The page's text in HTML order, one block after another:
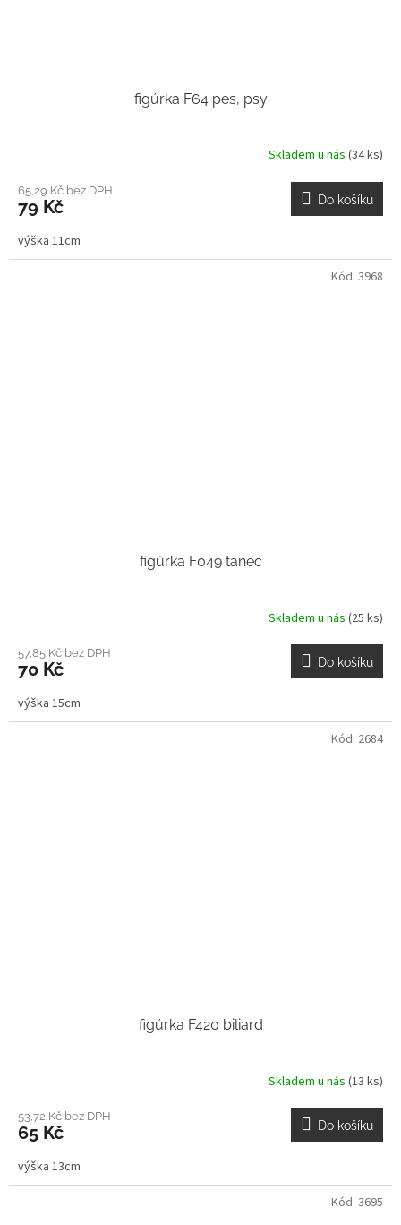
figúrka F64 pes, psy
Skladem u nás (34 ks)
65,29 Kč bez DPH
79 Kč Do košíku
výška 11cm
figúrka F049 tanec
Skladem u nás (25 ks)
57,85 Kč bez DPH
70 Kč Do košíku
výška 15cm
Kód: 3968
figúrka F420 biliard
Skladem u nás (13 ks)
53,72 Kč bez DPH
65 Kč Do košíku
výška 13cm
Kód: 2684
Kód: 3695